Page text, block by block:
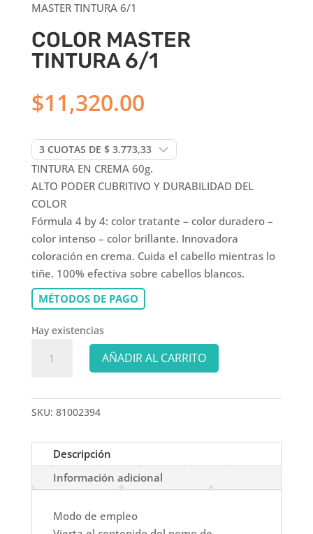
MASTER TINTURA 6/1
COLOR MASTER
TINTURA 6/1
$11,320.00
TINTURA EN CREMA 60g.
ALTO PODER CUBRITIVO Y DURABILIDAD DEL
COLOR
Fórmula 4 by 4: color tratante – color duradero –
color intenso – color brillante. Innovadora
coloración en crema. Cuida el cabello mientras lo
tiñe. 100% efectiva sobre cabellos blancos.
MÉTODOS DE PAGO
Hay existencias
MASTER
6/1
cantidad
AÑADIR AL CARRITO
SKU: 81002394
Descripción
Información adicional
Modo de empleo